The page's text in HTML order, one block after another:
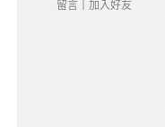
留言
加入好友